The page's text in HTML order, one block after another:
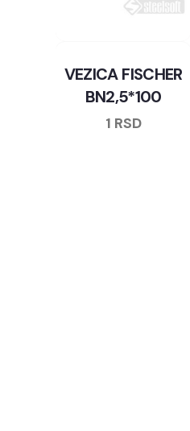
VEZICA FISCHER
BN2,5*100
1 RSD